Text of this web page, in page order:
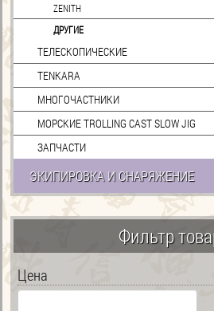
ZENITH
ДРУГИЕ
ТЕЛЕСКОПИЧЕСКИЕ
TENKARA
МНОГОЧАСТНИКИ
МОРСКИЕ TROLLING CAST SLOW JIG
ЗАПЧАСТИ
ЭКИПИРОВКА И СНАРЯЖЕНИЕ
Фильтр
Цена